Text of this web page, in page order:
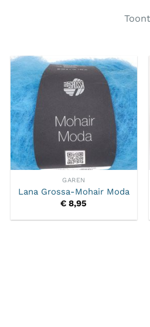
GAREN
Lana Grossa-Mohair Moda
€ 8,95